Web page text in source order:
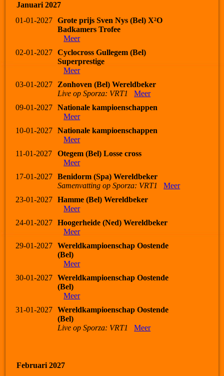
Januari 2027
01-01-2027
Grote prijs Sven Nys (Bel) X²O
Badkamers Trofee
Meer
02-01-2027
Cyclocross Gullegem (Bel)
Superprestige
Meer
03-01-2027
Zonhoven (Bel) Wereldbeker
Live op Sporza: VRT1
Meer
09-01-2027
Nationale kampioenschappen
Meer
10-01-2027
Nationale kampioenschappen
Meer
11-01-2027
Otegem (Bel) Losse cross
Meer
17-01-2027
Benidorm (Spa) Wereldbeker
Samenvatting op Sporza: VRT1
Meer
23-01-2027
Hamme (Bel) Wereldbeker
Meer
24-01-2027
Hoogerheide (Ned) Wereldbeker
Meer
29-01-2027
Wereldkampioenschap Oostende
(Bel)
Meer
30-01-2027
Wereldkampioenschap Oostende
(Bel)
Meer
31-01-2027
Wereldkampioenschap Oostende
(Bel)
Live op Sporza: VRT1
Meer
Februari 2027